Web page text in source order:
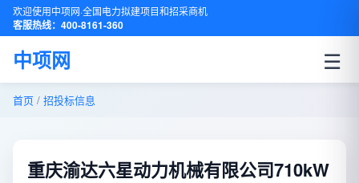
欢迎使用中项网·全国电力拟建项目和招采商机
客服热线：400-8161-360
中项网 ☰
首页 / 招投标信息
重庆渝达六星动力机械有限公司710kW